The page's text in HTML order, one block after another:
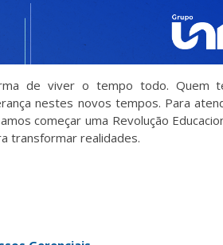
de viver o tempo todo. Quem
nestes novos tempos. Para
começar uma Revolução
transformar realidades.